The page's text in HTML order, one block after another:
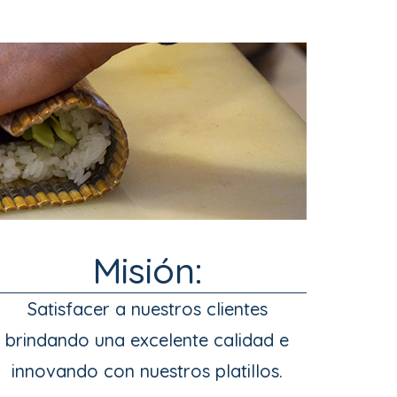
Misión:
Satisfacer a nuestros clientes
brindando una excelente calidad e
innovando con nuestros platillos.